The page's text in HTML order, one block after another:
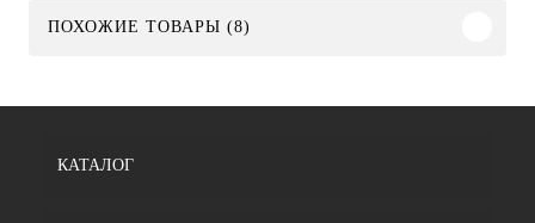
ПОХОЖИЕ ТОВАРЫ (8)
КАТАЛОГ